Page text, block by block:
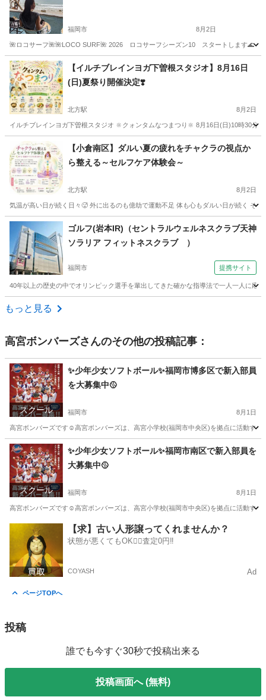
福岡市 8月2日
🌺ロコサーフ🌺🌺LOCO SURF🌺 2026 ロコサーフシーズン10 スタートします🌊
福岡 福岡市 サーフィン カップル
【イルチブレインヨガ下曽根スタジオ】8月16日
(日)夏祭り開催決定❣️
北方駅 8月2日
イルチブレインヨガ下曽根スタジオ 🔆クォンタムなつまつり‪🔆‬ 8月16日(日)10時30分
福岡 北九州市 北方駅 ヨガ イルチブレインヨガ
【小倉南区】ダルい夏の疲れをチャクラの視点か
ら整える～セルフケア体験会～
北方駅 8月2日
気温が高い日が続く日々🥵 外に出るのも億劫で運動不足 体も心もダルい日が続く そ
福岡 北九州市 北方駅 チャクラ
ゴルフ(岩本IR)（セントラルウェルネスクラブ天神
ソラリア フィットネスクラブ ）
福岡市 提携サイト
40年以上の歴史の中でオリンピック選手を輩出してきた確かな指導法で一人一人に応
福岡 福岡市
もっと見る
高宮ボンバーズさんのその他の投稿記事：
スクール
✨少年少女ソフトボール✨福岡市博多区で新入部員
を大募集中🥎
福岡市 8月1日
高宮ボンバーズです☺️高宮ボンバーズは、高宮小学校(福岡市中央区)を拠点に活動す
福岡 福岡市 野球 習い事
スクール
✨少年少女ソフトボール✨福岡市南区で新入部員を
大募集中🥎
福岡市 8月1日
高宮ボンバーズです☺️高宮ボンバーズは、高宮小学校(福岡市中央区)を拠点に活動す
野球 習い事
【求】古い人形譲ってくれませんか？
状態が悪くてもOK🙆‍♀️査定0円‼️
COYASH Ad
ページTOPへ
投稿
誰でも今すぐ30秒で投稿出来る
投稿画面へ (無料)